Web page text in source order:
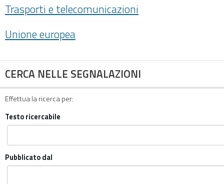
Trasporti e telecomunicazioni
Unione europea
CERCA NELLE SEGNALAZIONI
Effettua la ricerca per:
Testo ricercabile
Pubblicato dal